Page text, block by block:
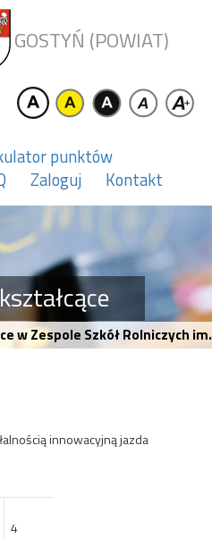
GOSTYŃ (POWIAT)
punktów
Zaloguj Kontakt
w Zespole Szkół Rolniczych
innowacyjną jazda
4